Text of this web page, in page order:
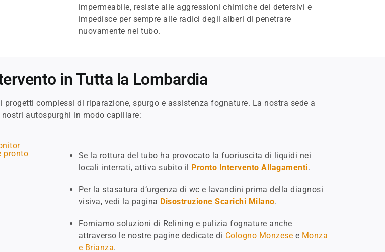
impermeabile, resiste alle aggressioni chimiche dei detersivi e
impedisce per sempre alle radici degli alberi di penetrare
nuovamente nel tubo.
in Tutta la Lombardia
complessi di riparazione, spurgo e assistenza fognature. La nostra sede a
autospurghi in modo capillare:
Se la rottura del tubo ha provocato la fuoriuscita di liquidi nei
locali interrati, attiva subito il Pronto Intervento Allagamenti.
Per la stasatura d’urgenza di wc e lavandini prima della diagnosi
visiva, vedi la pagina Disostruzione Scarichi Milano.
Forniamo soluzioni di Relining e pulizia fognature anche
attraverso le nostre pagine dedicate di Cologno Monzese e Monza
e Brianza.